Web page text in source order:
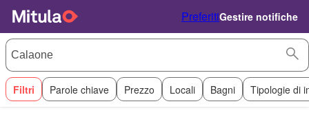
PreferitiGestire notifiche
Filtri Parole chiave Prezzo Locali Bagni Tipologie di